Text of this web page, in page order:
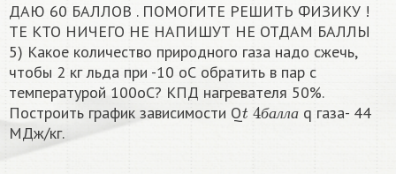
ДАЮ 60 БАЛЛОВ . ПОМОГИТЕ РЕШИТЬ ФИЗИКУ !
ТЕ КТО НИЧЕГО НЕ НАПИШУТ НЕ ОТДАМ БАЛЛЫ
5) Какое количество природного газа надо сжечь,
чтобы 2 кг льда при -10 оС обратить в пар с
температурой 100оС? КПД нагревателя 50%.
Построить график зависимости Qt
балла
4баллаq газа- 44
МДж/кг.